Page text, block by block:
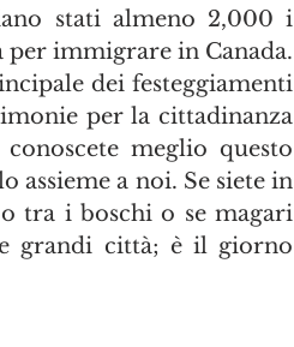
stati almeno 2,000 i
immigrare in Canada.
dei festeggiamenti
per la cittadinanza
meglio questo
assieme a noi. Se siete in
tra i boschi o se magari
grandi città; è il giorno